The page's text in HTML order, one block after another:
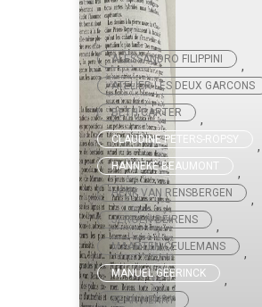
ALESSANDRO FILIPPINI ,
ATELIER LES DEUX GARCONS
BETH CARTER ,
CLAUDINE PETERS-ROPSY ,
HANNEKE BEAUMONT ,
HENK VAN RENSBERGEN ,
JEROEN BEIRENS ,
MAARTEN CEULEMANS ,
MANUEL GEERINCK ,
SEAN HENRY